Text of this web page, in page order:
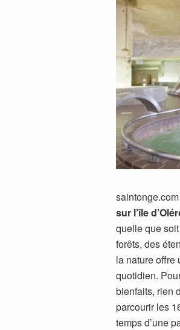
saintonge.com
sur l’île
quelle que
forêts, des
la nature offre
quotidien.
bienfaits, rien
parcourir les
temps d’une